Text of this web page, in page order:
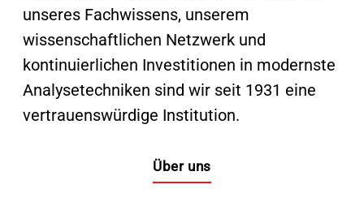
unseres Fachwissens, unserem
wissenschaftlichen Netzwerk und
kontinuierlichen Investitionen in modernste
Analysetechniken sind wir seit 1931 eine
vertrauenswürdige Institution.
Über uns